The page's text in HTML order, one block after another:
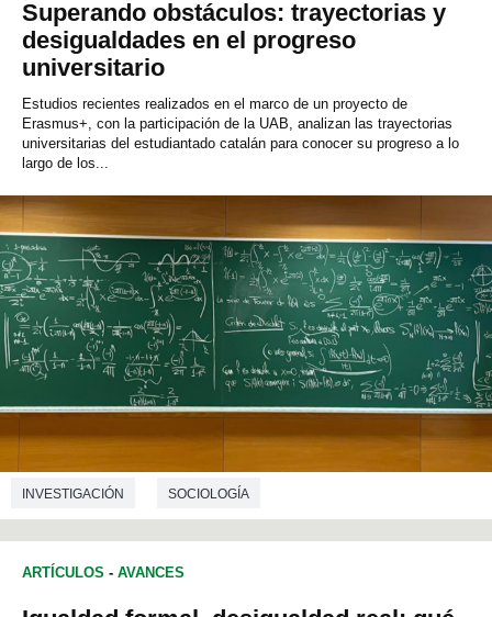
Superando obstáculos: trayectorias y
desigualdades en el progreso
universitario
Estudios recientes realizados en el marco de un proyecto de
Erasmus+, con la participación de la UAB, analizan las trayectorias
universitarias del estudiantado catalán para conocer su progreso a lo
largo de los...
INVESTIGACIÓN SOCIOLOGÍA
ARTÍCULOS - AVANCES